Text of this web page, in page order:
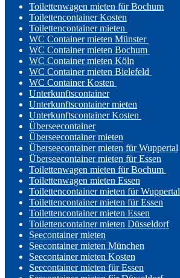
Toilettenwagen mieten für Bochum
Toilettencontainer Kosten
Toilettencontainer mieten
WC Container mieten Münster
WC Container mieten Bochum
WC Container mieten Köln
WC Container mieten Bielefeld
WC Container Kosten
Unterkunftscontainer
Unterkunftscontainer mieten
Unterkunftscontainer Kosten
Überseecontainer
Überseecontainer mieten
Überseecontainer mieten für Wuppertal
Überseecontainer mieten für Essen
Toilettenwagen mieten für Bochum
Toilettenwagen mieten Essen
Toilettencontainer mieten für Wuppertal
Toilettencontainer mieten für Essen
Toilettencontainer mieten Essen
Toilettencontainer mieten Düsseldorf
Seecontainer mieten
Seecontainer mieten München
Seecontainer mieten Kosten
Seecontainer mieten für Essen